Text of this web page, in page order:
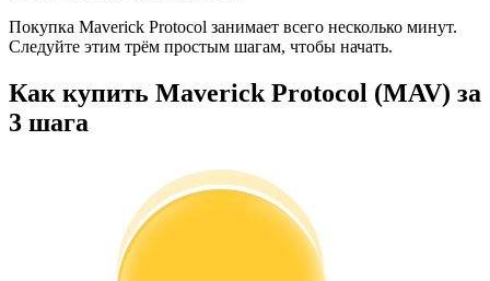
Гид
Покупка Maverick Protocol занимает всего несколько минут.
Следуйте этим трём простым шагам, чтобы начать.
Как купить Maverick Protocol (MAV) за
3 шага